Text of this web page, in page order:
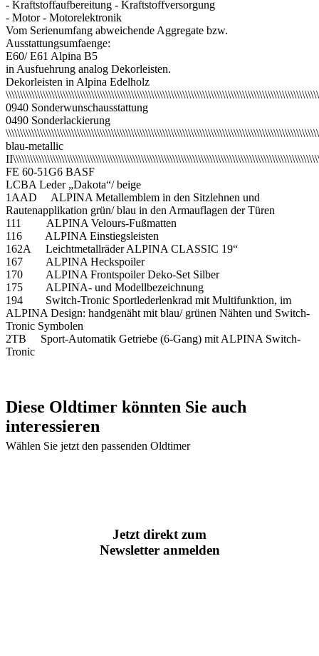
- Kraftstoffaufbereitung - Kraftstoffversorgung
- Motor - Motorelektronik
Vom Serienumfang abweichende Aggregate bzw.
Ausstattungsumfaenge:
E60/ E61 Alpina B5
in Ausfuehrung analog Dekorleisten.
Dekorleisten in Alpina Edelholz
0940 Sonderwunschausstattung
0490 Sonderlackierung
blau-metallic
FE 60-51G6 BASF
LCBA Leder „Dakota“/ beige
1AAD ALPINA Metallemblem in den Sitzlehnen und
Rautenapplikation grün/ blau in den Armauflagen der Türen
111 ALPINA Velours-Fußmatten
116 ALPINA Einstiegsleisten
162A Leichtmetallräder ALPINA CLASSIC 19“
167 ALPINA Heckspoiler
170 ALPINA Frontspoiler Deko-Set Silber
175 ALPINA- und Modellbezeichnung
194 Switch-Tronic Sportlederlenkrad mit Multifunktion, im
ALPINA Design: handgenäht mit blau/ grünen Nähten und Switch-
Tronic Symbolen
2TB Sport-Automatik Getriebe (6-Gang) mit ALPINA Switch-
Tronic
Diese Oldtimer könnten Sie auch
interessieren
Wählen Sie jetzt den passenden Oldtimer
Jetzt direkt zum
Newsletter anmelden